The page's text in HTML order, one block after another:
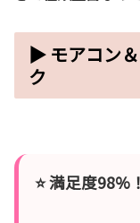
▶ モアコン
ク
⭐️満足度98%